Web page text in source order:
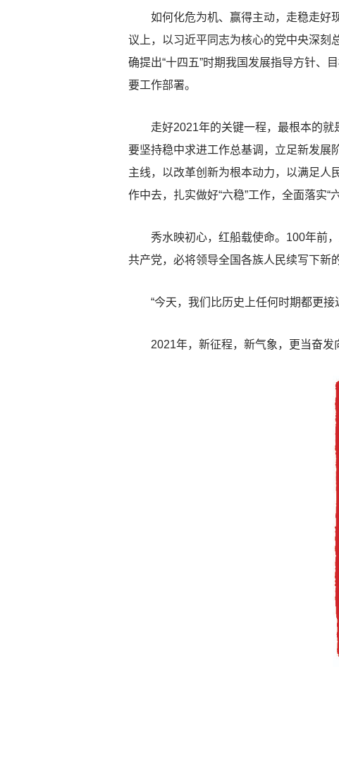
如何化危为机、赢得主动，走稳走好现
议上，以习近平同志为核心的党中央深刻
确提出“十四五”时期我国发展指导方针、
要工作部署。
走好2021年的关键一程，最根本的就是
要坚持稳中求进工作总基调，立足新发展
主线，以改革创新为根本动力，以满足人
作中去，扎实做好“六稳”工作，全面落实“
秀水映初心，红船载使命。100年前，
共产党，必将领导全国各族人民续写下新
“今天，我们比历史上任何时期都更接
2021年，新征程，新气象，更当奋发